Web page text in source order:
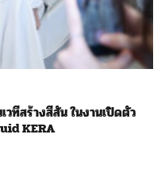
วทีสร้างสีสัน ในงานเปิดตัว
KERA